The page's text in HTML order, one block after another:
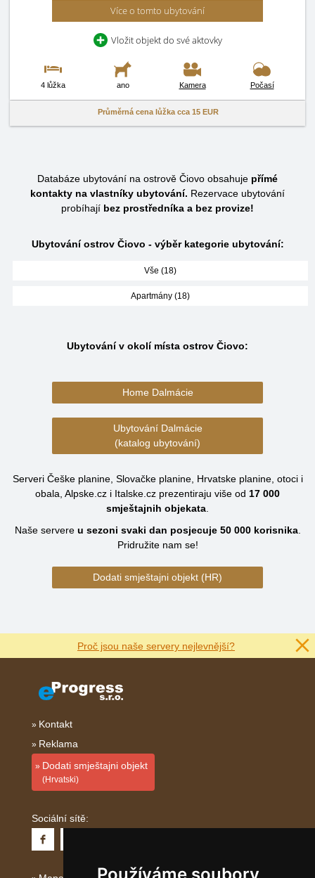
Více o tomto ubytování
Vložit objekt do své aktovky
4 lůžka ano Kamera Počasí
Průměrná cena lůžka cca 15 EUR
Databáze ubytování na ostrově Čiovo obsahuje přímé
kontakty na vlastníky ubytování. Rezervace ubytování
probíhají bez prostředníka a bez provize!
Ubytování ostrov Čiovo - výběr kategorie ubytování:
Vše (18)
Apartmány (18)
Ubytování v okolí místa ostrov Čiovo:
Home Dalmácie
Ubytování Dalmácie
(katalog ubytování)
Serveri Češke planine, Slovačke planine, Hrvatske planine, otoci i
obala, Alpske.cz i Italske.cz prezentiraju više od 17 000
smještajnih objekata
Naše servere u sezoni svaki dan posjecuje 50 000korisnika.
Pridružite nam se!
Dodati smještajni objekt (HR)
Proč jsou naše servery nejlevnější?
Kontakt
Reklama
Dodati smještajni objekt
(Hrvatski)
Sociální sítě: